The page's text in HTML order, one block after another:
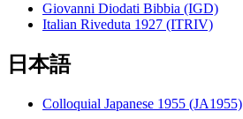
Giovanni Diodati Bibbia (IGD)
Italian Riveduta 1927 (ITRIV)
日本語
Colloquial Japanese 1955 (JA1955)